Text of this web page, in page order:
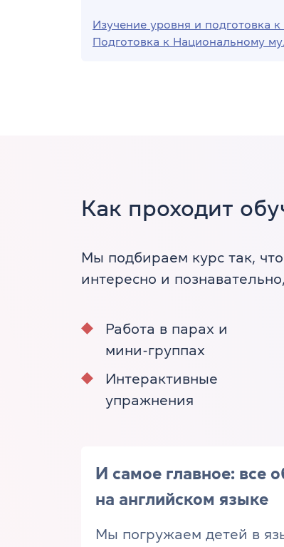
Изучение уровня и подготовка
Подготовка к Национальному
Как проходит
Мы подбираем курс так,
интересно и
Работа в парах и
мини-группах
Интерактивные
упражнения
И самое главное: все
на английском языке
Мы погружаем детей в